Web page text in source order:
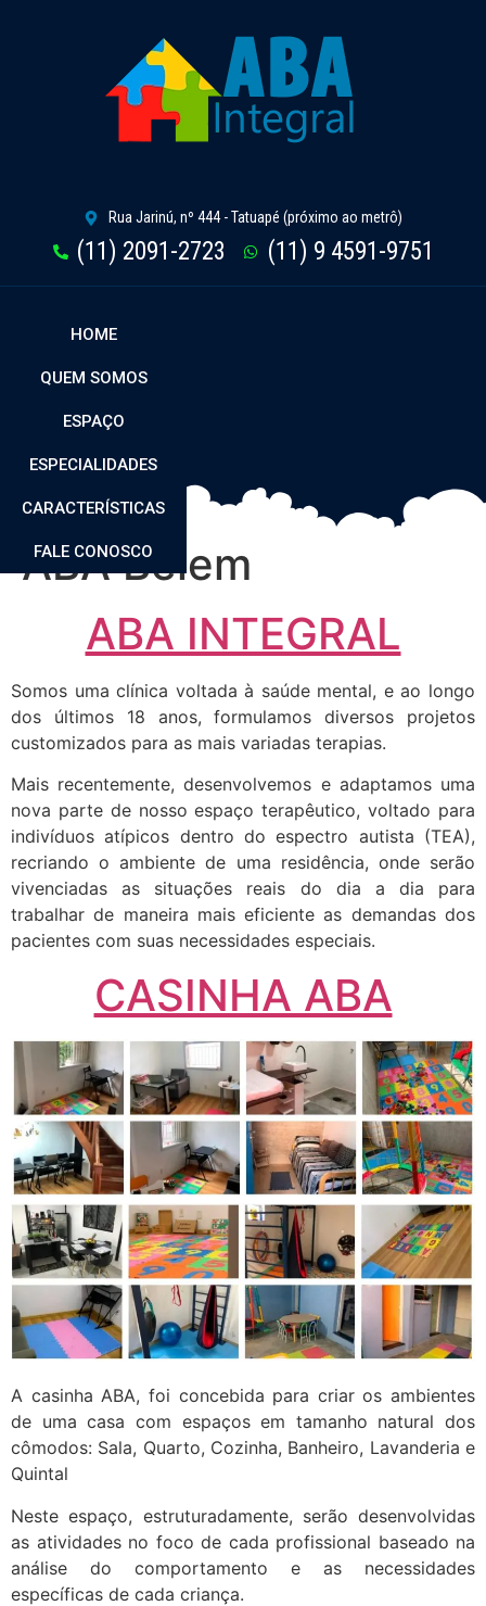
Rua Jarinú, nº 444 - Tatuapé (próximo ao metrô)
(11) 2091-2723 (11) 9 4591-9751
HOME
QUEM SOMOS
ESPAÇO
ESPECIALIDADES
CARACTERÍSTICAS
FALE CONOSCO
ABA Belem
ABA INTEGRAL
Somos uma clínica voltada à saúde mental, e ao longo
dos últimos 18 anos, formulamos diversos projetos
customizados para as mais variadas terapias.
Mais recentemente, desenvolvemos e adaptamos uma
nova parte de nosso espaço terapêutico, voltado para
indivíduos atípicos dentro do espectro autista (TEA),
recriando o ambiente de uma residência, onde serão
vivenciadas as situações reais do dia a dia para
trabalhar de maneira mais eficiente as demandas dos
pacientes com suas necessidades especiais.
CASINHA ABA
A casinha ABA, foi concebida para criar os ambientes
de uma casa com espaços em tamanho natural dos
cômodos: Sala, Quarto, Cozinha, Banheiro, Lavanderia e
Quintal
Neste espaço, estruturadamente, serão desenvolvidas
as atividades no foco de cada profissional baseado na
análise do comportamento e as necessidades
específicas de cada criança.